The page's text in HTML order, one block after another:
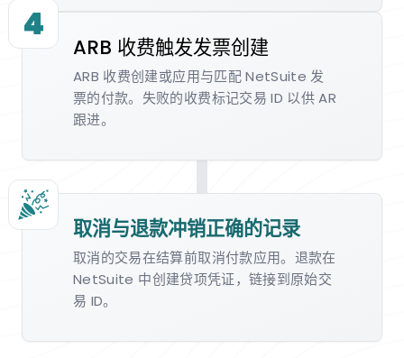
4
ARB 收费触发发票创建
ARB 收费创建或应用与匹配 NetSuite 发
票的付款。失败的收费标记交易 ID 以供 AR
跟进。
取消与退款冲销正确的记录
取消的交易在结算前取消付款应用。退款在
NetSuite 中创建贷项凭证，链接到原始交
易 ID。